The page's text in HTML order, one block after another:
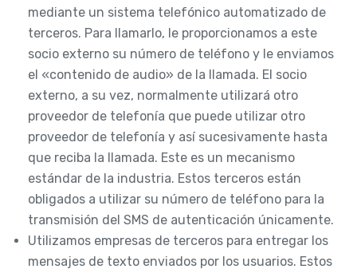
mediante un sistema telefónico automatizado de
terceros. Para llamarlo, le proporcionamos a este
socio externo su número de teléfono y le enviamos
el «contenido de audio» de la llamada. El socio
externo, a su vez, normalmente utilizará otro
proveedor de telefonía que puede utilizar otro
proveedor de telefonía y así sucesivamente hasta
que reciba la llamada. Este es un mecanismo
estándar de la industria. Estos terceros están
obligados a utilizar su número de teléfono para la
transmisión del SMS de autenticación únicamente.
Utilizamos empresas de terceros para entregar los
mensajes de texto enviados por los usuarios. Estos